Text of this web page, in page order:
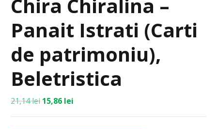
Chira Chiralina –
Panait Istrati (Carti
de patrimoniu),
Beletristica
21,14lei 15,86 lei